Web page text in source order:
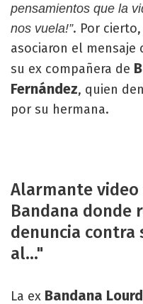
pensamientos que la
nos vuela!”. Por
asociaron el mensaje
su ex compañera de
Fernández, quien
por su hermana.
Alarmante video
Bandana donde
denuncia contra
al..."
La ex Bandana